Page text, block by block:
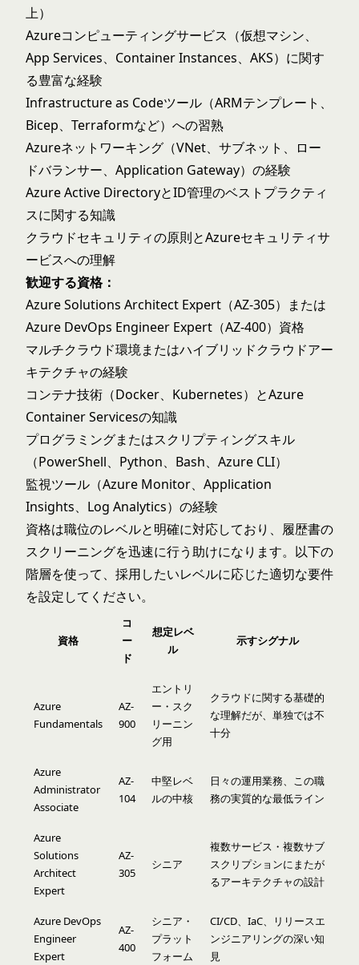
上）
Azureコンピューティングサービス（仮想マシン、
App Services、Container Instances、AKS）に関す
る豊富な経験
Infrastructure as Codeツール（ARMテンプレート、
Bicep、Terraformなど）への習熟
Azureネットワーキング（VNet、サブネット、ロー
ドバランサー、Application Gateway）の経験
Azure Active DirectoryとID管理のベストプラクティ
スに関する知識
クラウドセキュリティの原則とAzureセキュリティサ
ービスへの理解
歓迎する資格：
Azure Solutions Architect Expert（AZ-305）または
Azure DevOps Engineer Expert（AZ-400）資格
マルチクラウド環境またはハイブリッドクラウドアー
キテクチャの経験
コンテナ技術（Docker、Kubernetes）とAzure
Container Servicesの知識
プログラミングまたはスクリプティングスキル
（PowerShell、Python、Bash、Azure CLI）
監視ツール（Azure Monitor、Application
Insights、Log Analytics）の経験
資格は職位のレベルと明確に対応しており、履歴書の
スクリーニングを迅速に行う助けになります。以下の
階層を使って、採用したいレベルに応じた適切な要件
を設定してください。
資格
コ
ー
ド
想定レベ
ル
示すシグナル
Azure
Fundamentals
AZ-
900
エントリ
ー・スク
リーニン
グ用
クラウドに関する基礎的
な理解だが、単独では不
十分
Azure
Administrator
Associate
AZ-
104
中堅レベ
ルの中核
日々の運用業務、この職
務の実質的な最低ライン
Azure
Solutions
Architect
Expert
AZ-
305
シニア
複数サービス・複数サブ
スクリプションにまたが
るアーキテクチャの設計
Azure DevOps
Engineer
Expert
AZ-
400
シニア・
プラット
フォーム
CI/CD、IaC、リリースエ
ンジニアリングの深い知
見